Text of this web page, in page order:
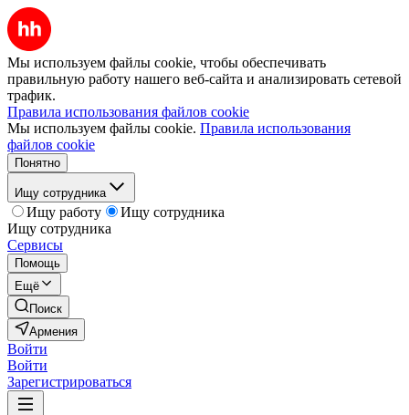
Мы используем файлы cookie, чтобы обеспечивать
правильную работу нашего веб-сайта и анализировать сетевой
трафик.
Правила использования файлов cookie
Мы используем файлы cookie. Правила использования
файлов cookie
Понятно
Ищу сотрудника
Ищу работу
Ищу сотрудника
Ищу сотрудника
Сервисы
Помощь
Ещё
Поиск
Армения
Войти
Войти
Зарегистрироваться